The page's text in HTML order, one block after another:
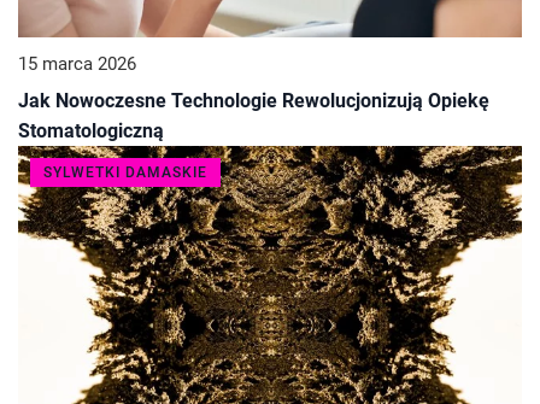
15 marca 2026
Jak Nowoczesne Technologie Rewolucjonizują Opiekę
Stomatologiczną
SYLWETKI DAMASKIE